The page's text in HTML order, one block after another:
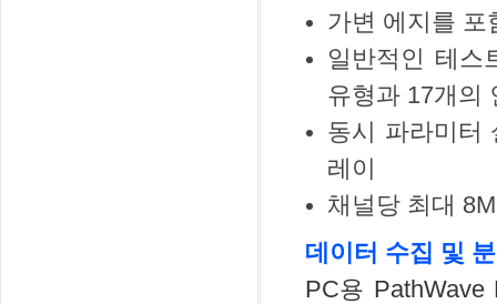
가변 에지를 포
일반적인 테스
유형과 17개의
동시 파라미터
레이
채널당 최대
데이터 수집 및
PC용 PathWave